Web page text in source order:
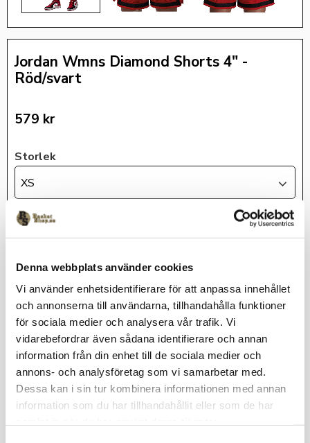
Denna webbplats använder cookies
Vi använder enhetsidentifierare för att anpassa innehållet
och annonserna till användarna, tillhandahålla funktioner
för sociala medier och analysera vår trafik. Vi
vidarebefordrar även sådana identifierare och annan
information från din enhet till de sociala medier och
annons- och analysföretag som vi samarbetar med.
Dessa kan i sin tur kombinera informationen med annan
information som du har tillhandahållit eller som de har
Jordan Wmns Diamond Shorts 4" -
Röd/svart
579 kr
Storlek
XS
Lagerstatus
Artikelnr
FN5134-687-XS
Inget rullande. Shortsens innersöm på 4"ger precis rätt längd.
(Men oroa dig inte om du vill ändra din look – midjeresåren är
rullbar, så att du kan justera passformen och känslan för att